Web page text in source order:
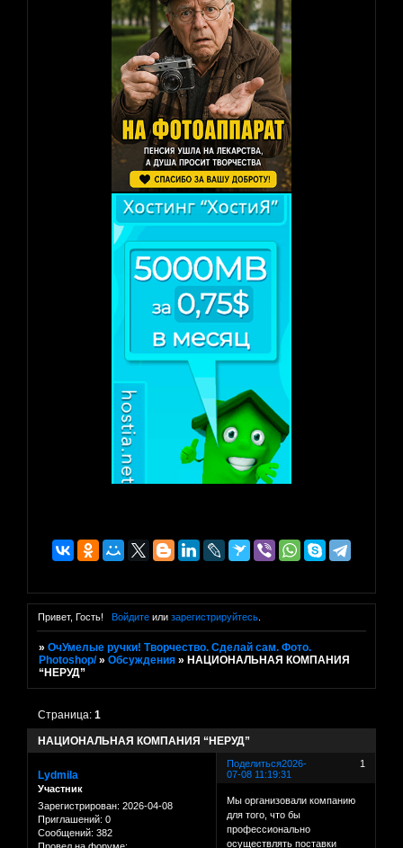
Привет, Гость! Войдитеили зарегистрируйтесь.
»ОчУмелые ручки! Творчество. Сделай сам. Фото.
Photoshop/ »Обсуждения » НАЦИОНАЛЬНАЯ КОМПАНИЯ
“НЕРУД”
НАЦИОНАЛЬНАЯ КОМПАНИЯ “НЕРУД”
Страница:1
Поделиться 1
2026-
07-08 11:19:31
Lydmila
Участник
Зарегистрирован: 2026-04-08
Приглашений: 0
Сообщений: 382
Мы организовали компанию
для того, что бы
профессионально
осуществлять поставки